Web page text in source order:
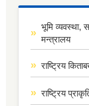
भूमि व्यवस्था,
मन्त्रालय
राष्ट्रिय
राष्ट्रिय